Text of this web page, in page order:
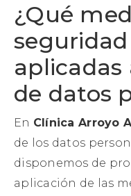
¿Qué
de datos
En Clínica Arroyo
de los datos
disponemos de
aplicación de las